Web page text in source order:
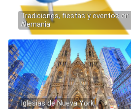
Tradiciones, fiestas y eventos en
Alemania
Iglesias de Nueva York